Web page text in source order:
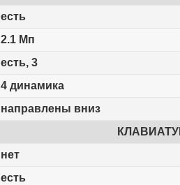
есть
2.1 Мп
есть, 3
4 динамика
направлены вниз
нет
есть